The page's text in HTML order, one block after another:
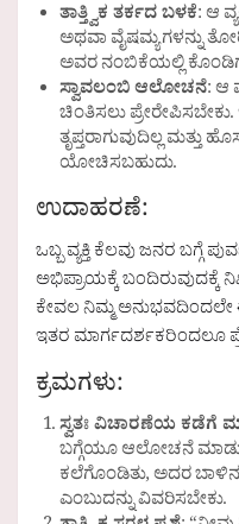
ತಾತ್ತ್ವಿಕ ತರ್ಕದ ಬಳಕೆ: ಆ
ಅಥವಾ ವೈಷಮ್ಯಗಳನ್ನು
ಅವರ ನಂಬಿಕೆಯಲ್ಲಿ
ಸ್ವಾವಲಂಬಿ ಆಲೋಚನೆ: ಆ
ಚಿಂತಿಸಲು
ತೃಪ್ತರಾಗುವುದಿಲ್ಲ ಮತ್ತು
ಯೋಚಿಸಬಹುದು.
ಉದಾಹರಣೆ:
ಒಬ್ಬ ವ್ಯಕ್ತಿ ಕೆಲವು ಜನರ ಬಗ್ಗೆ
ಅಭಿಪ್ರಾಯಕ್ಕೆ ಬಂದಿರುವುದಕ್ಕೆ
ಕೇವಲ ನಿಮ್ಮ
ಇತರ ಮಾರ್ಗದರ್ಶಕರಿಂದಲೂ
ಕ್ರಮಗಳು:
ಸ್ವತಃ ವಿಚಾರಣೆಯ ಕಡೆಗೆ
ಬಗ್ಗೆಯೂ ಆಲೋಚನೆ
ಕಲೆಗೊಂಡಿತು, ಅದರ ಬಾಳಿನ
ಎಂಬುದನ್ನು ವಿವರಿಸಬೇಕು.